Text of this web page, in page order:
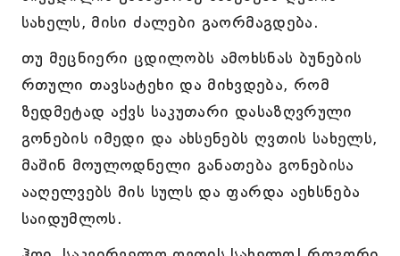
სახელს, მისი ძალები გაორმაგდება.
თუ მეცნიერი ცდილობს ამოხსნას ბუნების
რთული თავსატეხი და მიხვდება, რომ
ზედმეტად აქვს საკუთარი დასაზღვრული
გონების იმედი და ახსენებს ღვთის სახელს,
მაშინ მოულოდნელი განათება გონებისა
ააღელვებს მის სულს და ფარდა აეხსნება
საიდუმლოს.